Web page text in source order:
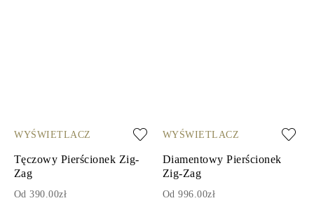
WYŚWIETLACZ
Tęczowy Pierścionek Zig-
Zag
Od 390.00zł
WYŚWIETLACZ
Diamentowy Pierścionek
Zig-Zag
Od 996.00zł